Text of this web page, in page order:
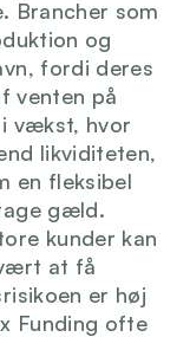
Brancher som
og
fordi deres
venten på
vækst, hvor
likviditeten,
en fleksibel
gæld.
kunder kan
at få
er høj
Funding ofte